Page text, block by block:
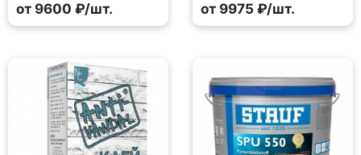
от 9600 ₽/шт. от 9975 ₽/шт.